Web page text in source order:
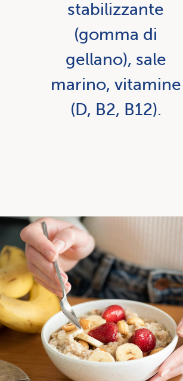
stabilizzante
(gomma di
gellano), sale
marino, vitamine
(D, B2, B12).